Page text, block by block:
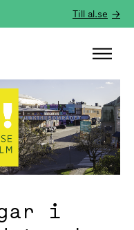
Till al.se
i